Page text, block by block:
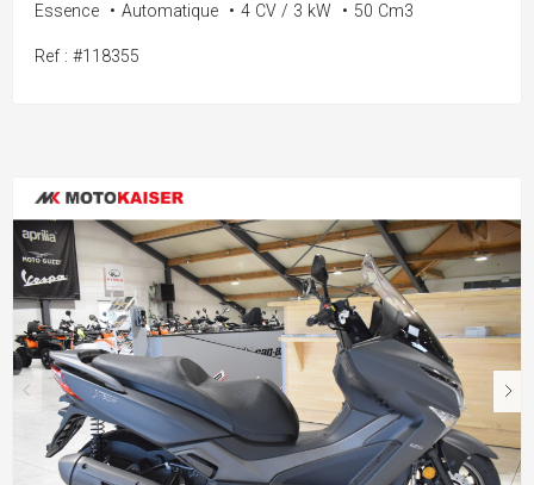
Essence
• Automatique • 4 CV / 3 kW • 50 Cm3
Ref : #118355